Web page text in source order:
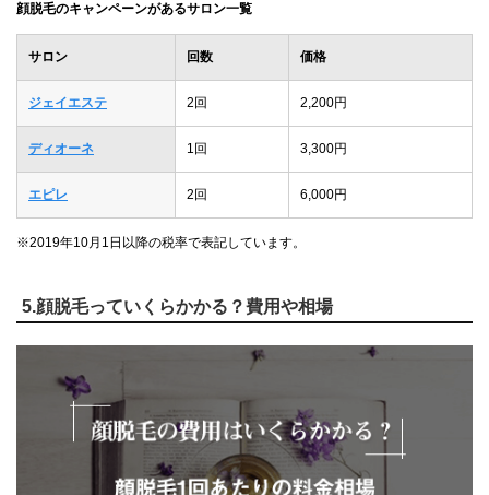
顔脱毛のキャンペーンがあるサロン一覧
サロン 回数 価格
ジェイエステ 2回 2,200円
ディオーネ 1回 3,300円
エピレ 2回 6,000円
※2019年10月1日以降の税率で表記しています。
5.顔脱毛っていくらかかる？費用や相場